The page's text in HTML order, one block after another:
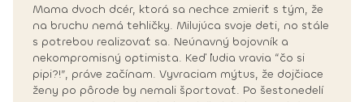
Mama dvoch dcér, ktorá sa nechce zmieriť s tým, že
na bruchu nemá tehličky. Milujúca svoje deti, no stále
s potrebou realizovať sa. Neúnavný bojovník a
nekompromisný optimista. Keď ľudia vravia “čo si
pipi?!”, práve začínam. Vyvraciam mýtus, že dojčiace
ženy po pôrode by nemali športovať. Po šestonedelí